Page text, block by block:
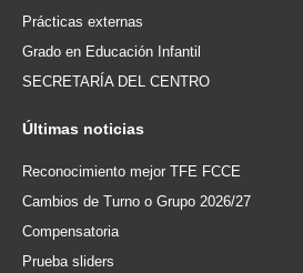
Prácticas externas
Grado en Educación Infantil
SECRETARÍA DEL CENTRO
Últimas noticias
Reconocimiento mejor TFE FCCE
Cambios de Turno o Grupo 2026/27
Compensatoria
Prueba sliders